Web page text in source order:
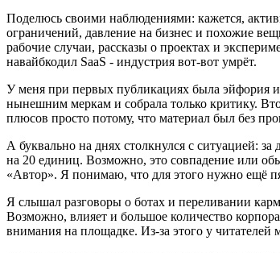
Поделюсь своими наблюдениями: кажется,
ограничений, давление на бизнес и похожие
рабочие случаи, рассказы о проектах и
навайбкодил SaaS - индустрия вот-вот умрёт.
У меня при первых публикациях была эйфория
нынешним меркам и собрала только критику.
плюсов просто потому, что материал был без
А буквально на днях столкнулся с ситуацией:
на 20 единиц. Возможно, это совпадение или
«Автор». Я понимаю, что для этого нужно ещё
Я слышал разговоры о ботах и переливании
Возможно, влияет и большое количество
внимания на площадке. Из-за этого у читателей